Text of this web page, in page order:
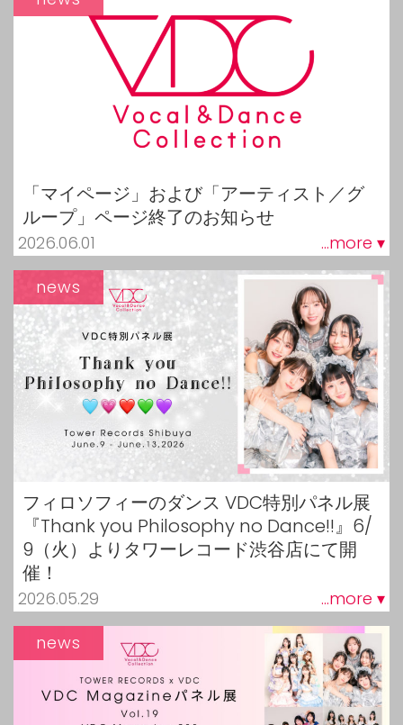
「マイページ」および「アーティスト／グ
ループ」ページ終了のお知らせ
2026.06.01 ...more ▾
フィロソフィーのダンス VDC特別パネル展
『Thank you Philosophy no Dance!!』6/
9（火）よりタワーレコード渋谷店にて開
催！
2026.05.29 ...more ▾
news
news